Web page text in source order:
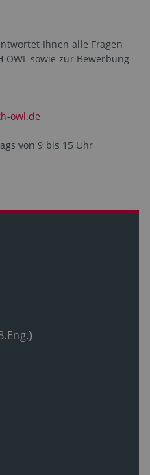
Ihnen alle Fragen
sowie zur Bewerbung
owl.de
von 9 bis 15 Uhr